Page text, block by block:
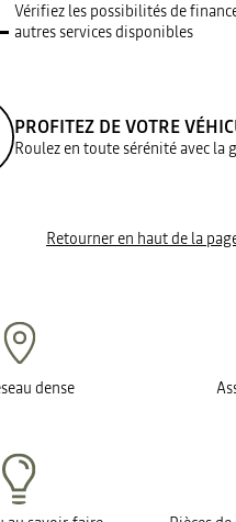
Vérifiez les possibilités de
autres services disponibles
PROFITEZ DE VOTRE
Roulez en toute sérénité avec la
Retourner en haut de la
dense